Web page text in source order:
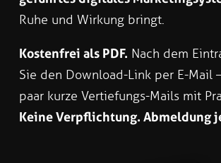
Ruhe und Wirkung bringt.
Kostenfrei als PDF. Nach dem
Sie den Download-Link per E-Mail
paar kurze Vertiefungs-Mails mit
Keine Verpflichtung. Abmeldung